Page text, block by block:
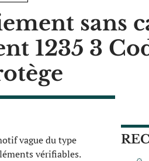
sans
1235 3
vague du type
vérifiables.